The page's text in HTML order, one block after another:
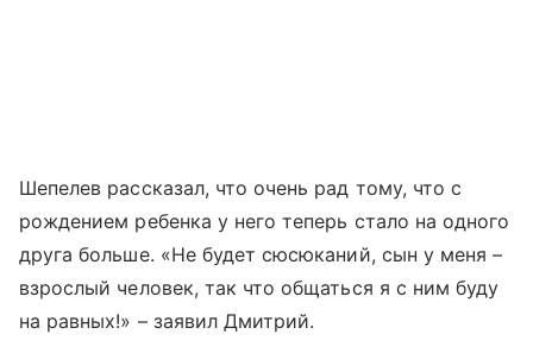
Шепелев рассказал, что очень рад тому, что с
рождением ребенка у него теперь стало на одного
друга больше. «Не будет сюсюканий, сын у меня –
взрослый человек, так что общаться я с ним буду
на равных!» – заявил Дмитрий.